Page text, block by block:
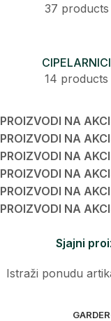
37 products
CIPELARNICI
14 products
PROIZVODI NA
PROIZVODI NA
PROIZVODI NA
PROIZVODI NA
PROIZVODI NA
PROIZVODI NA
Sjajni
Istraži ponudu